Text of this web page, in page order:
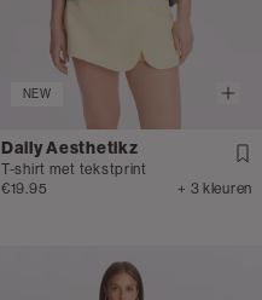
NEW
Daily Aesthetikz
T-shirt met tekstprint
€19.95
+ 3 kleuren